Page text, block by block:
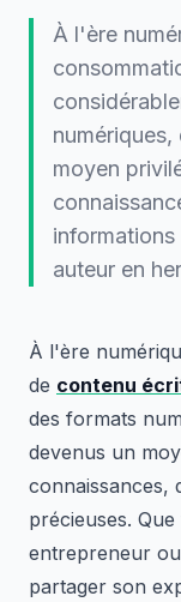
À l'ère
moyen
auteur en
À l'ère
de contenu
des formats
devenus un
connaissances,
précieuses.
entrepreneur
partager son